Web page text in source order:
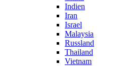
Indien
Iran
Israel
Malaysia
Russland
Thailand
Vietnam